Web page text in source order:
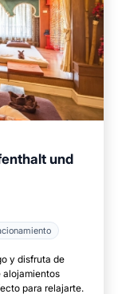
und
y disfruta de
alojamientos
para relajarte.